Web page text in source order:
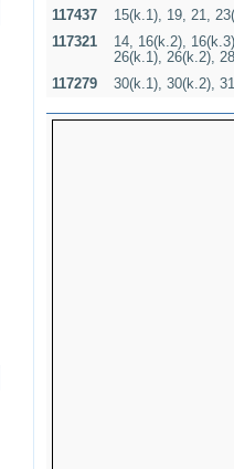
117437
15(k.1), 19, 21,
117321
14, 16(k.2),
26(k.1), 26(k.2),
117279
30(k.1), 30(k.2),